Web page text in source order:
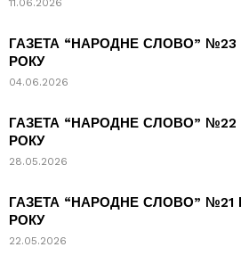
ГАЗЕТА “НАРОДНЕ СЛОВО” №23
РОКУ
04.06.2026
ГАЗЕТА “НАРОДНЕ СЛОВО” №22
РОКУ
28.05.2026
ГАЗЕТА “НАРОДНЕ СЛОВО” №21
РОКУ
22.05.2026